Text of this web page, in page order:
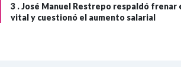
3 .José Manuel Restrepo respaldó frenar
vital y cuestionó el aumento salarial